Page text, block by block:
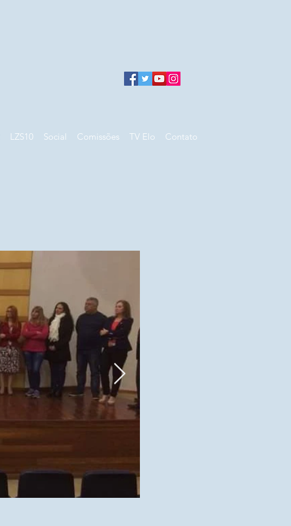
LZS10 Social Comissões TV Elo Contato